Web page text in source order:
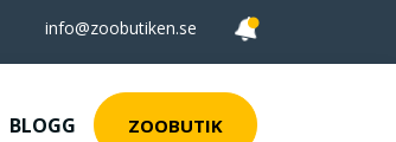
info@zoobutiken.se
BLOGG ZOOBUTIK